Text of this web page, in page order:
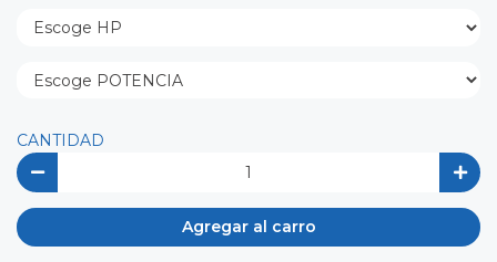
CANTIDAD
Agregar al carro